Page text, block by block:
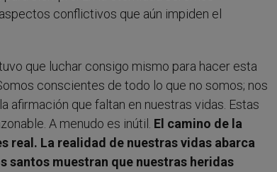
conflictivos que aún impiden el
que luchar consigo mismo para hacer esta
conscientes de todo lo que no somos; nos
afirmación que faltan en nuestras vidas. Estas
A menudo es inútil. El camino de la
real. La realidad de nuestras vidas abarca
santos muestran que nuestras heridas